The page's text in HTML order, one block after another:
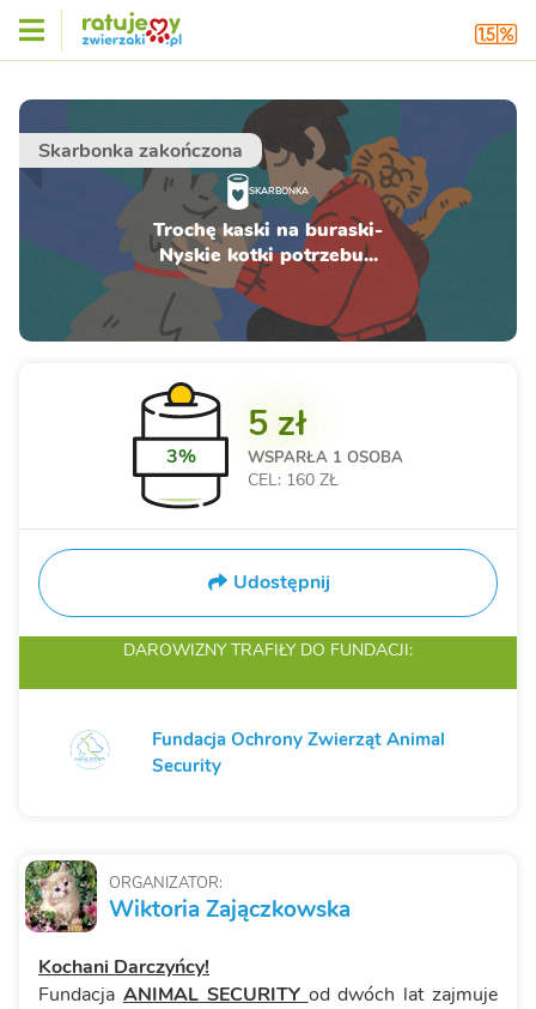
Skarbonka zakończona
SKARBONKA
Trochę kaski na buraski-
Nyskie kotki potrzebu...
ORGANIZATOR:
Wiktoria Zajączkowska
Kochani Darczyńcy!
Fundacja ANIMAL SECURITY od dwóch lat zajmuje
3%
5 zł
WSPARŁA 1 OSOBA
CEL: 160 ZŁ
Udostępnij
DAROWIZNY TRAFIŁY DO FUNDACJI:
Fundacja Ochrony Zwierząt Animal
Security